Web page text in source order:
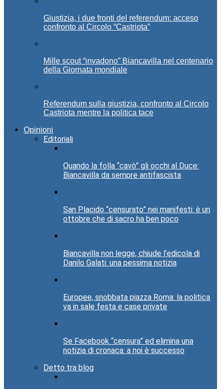
Giustizia, i due fronti del referendum: acceso
confronto al Circolo “Castriota”
Mille scout “invadono” Biancavilla nel centenario
della Giornata mondiale
Referendum sulla giustizia, confronto al Circolo
Castriota mentre la politica tace
Opinioni
Editoriali
Quando la folla “cavò” gli occhi al Duce:
Biancavilla da sempre antifascista
San Placido “censurato” nei manifesti: è un
ottobre che di sacro ha ben poco
Biancavilla non legge, chiude l’edicola di
Danilo Galati: una pessima notizia
Europee, snobbata piazza Roma: la politica
va in sale festa e case private
Se Facebook “censura” ed elimina una
notizia di cronaca: a noi è successo
Detto tra blog